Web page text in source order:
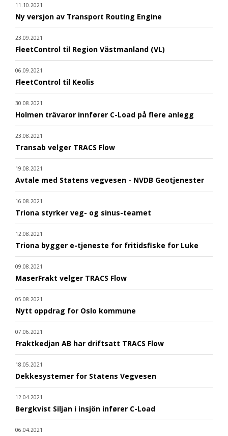
11.10.2021
Ny versjon av Transport Routing Engine
23.09.2021
FleetControl til Region Västmanland (VL)
06.09.2021
FleetControl til Keolis
30.08.2021
Holmen trävaror innfører C-Load på flere anlegg
23.08.2021
Transab velger TRACS Flow
19.08.2021
Avtale med Statens vegvesen - NVDB Geotjenester
16.08.2021
Triona styrker veg- og sinus-teamet
12.08.2021
Triona bygger e-tjeneste for fritidsfiske for Luke
09.08.2021
MaserFrakt velger TRACS Flow
05.08.2021
Nytt oppdrag for Oslo kommune
07.06.2021
Fraktkedjan AB har driftsatt TRACS Flow
18.05.2021
Dekkesystemer for Statens Vegvesen
12.04.2021
Bergkvist Siljan i insjön infører C-Load
06.04.2021